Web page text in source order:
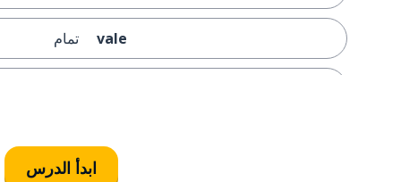
vale تمام
ابدأ الدرس